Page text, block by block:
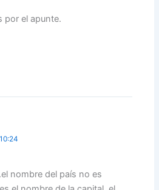
por el apunte.
nombre del país no es